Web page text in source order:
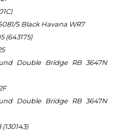
S Black Havana WR7
(643175)
Double Bridge RB 3647N
Double Bridge RB 3647N